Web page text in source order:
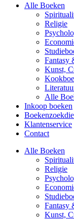
Alle Boeken
Religie
Fantasy
Kunst,
Alle
Inkoop boeken
Klantenservice
Contact
Alle Boeken
Religie
Fantasy
Kunst,